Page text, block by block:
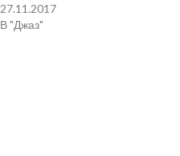
27.11.2017
В "Джаз"